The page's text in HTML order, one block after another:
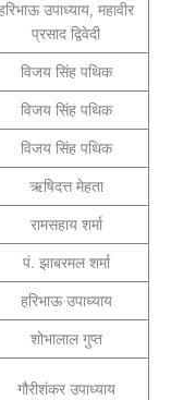
उपाध्याय, महावीर
प्रसाद द्विवेदी
विजय सिंह पथिक
विजय सिंह पथिक
विजय सिंह पथिक
ऋषिदत्त मेहता
रामसहाय शर्मा
पं. झाबरमल शर्मा
हरिभाऊ उपाध्याय
शोभालाल गुप्त
गौरीशंकर उपाध्याय